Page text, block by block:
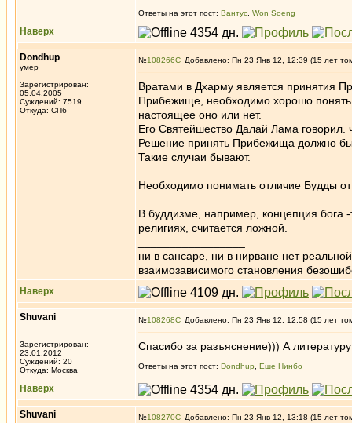
Ответы на этот пост: Вантус Won Soeng
Наверх
Dondhup
умер
Зарегистрирован:
05.04.2005
Суждений: 7519
Откуда: СПб
№108266 Добавлено: Пн 23 Янв 12, 12:39 (15 лет
Вратами в Дхарму является принятия
Прибежище, необходимо хорошо
настоящее оно или нет.
Его Святейшество Далай Лама
Решение принять Прибежища должно
Такие случаи бывают.
Необходимо понимать отличие Будды
В буддизме, например, концепция бога
религиях, считается ложной.
ни в сансаре, ни в нирване нет
взаимозависимого становления
Наверх
Shuvani
Зарегистрирован:
23.01.2012
Суждений: 20
Откуда: Москва
№108268 Добавлено: Пн 23 Янв 12, 12:58 (15 лет
Спасибо за разъяснение))) А
Ответы на этот пост: Dondhup Еше Нинбо
Наверх
Shuvani №108270 Добавлено: Пн 23 Янв 12, 13:18 (15 лет